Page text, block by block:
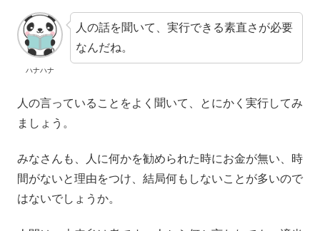
ハナハナ
人の話を聞いて、実行できる素直さが必要
なんだね。
人の言っていることをよく聞いて、とにかく実行してみ
ましょう。
みなさんも、人に何かを勧められた時にお金が無い、時
間がないと理由をつけ、結局何もしないことが多いので
はないでしょうか。